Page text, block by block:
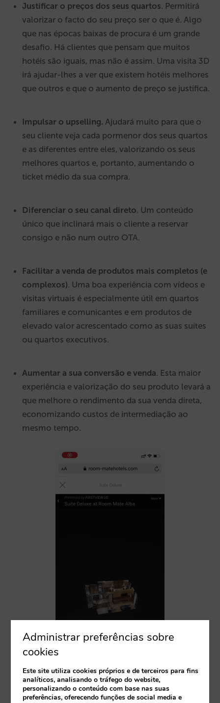
Justificar o preços dos seus quartos. Permitirá
valorizar o facto do seu preço ser o que é. Algo
que nas épocas baixas de procura é um grande
desafio. Há clientes que pensam que muitos
hotéis são iguais, mas não é assim. Uma visita 3D
irá ajudar-lhes a ver que existem hotéis melhores
que outros e que o aumento de preço se justifica.
Impulsar o upselling. Ajudará muito para que o
seu cliente veja cada pormenor dos seus quartos
e as diferentes entre eles, valorizando os seus
melhores quartos e, portanto, aumentando o
ticket médio da sua compra.
Diferenciar o seu canal direto. Um conteúdo
único que inclinará mais o cliente a reservar
consigo e não num outro OTA.
Facilitar a venda de produtos mais completos (e
complexos). Uma boa experiência com vídeos e
visitas virtuais é especialmente útil em quartos
familiares e comunicantes e em produtos de
elevado valor acrescentado como as suas suites
ou quartos executivos.
Aumentar a sua conversão e venda. Esta maior
experiência e valorização do seu produto levará a
que melhore o rendimento da sua venda direta,
economizando custos de intermediação ao
mesmo tempo.
Administrar preferências sobre
cookies
Este site utiliza cookies próprios e de terceiros para fins
analíticos, analisando o tráfego do website,
personalizando o conteúdo com base nas suas
preferências, oferecendo funções de social media e